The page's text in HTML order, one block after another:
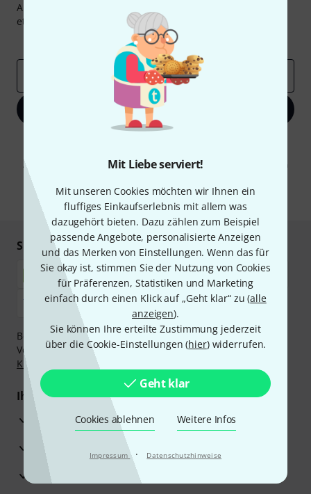
Mit Liebe serviert!
Mit unseren Cookies möchten wir Ihnen ein
fluffiges Einkaufserlebnis mit allem was
dazugehört bieten. Dazu zählen zum Beispiel
passende Angebote, personalisierte Anzeigen
und das Merken von Einstellungen. Wenn das für
Sie okay ist, stimmen Sie der Nutzung von Cookies
für Präferenzen, Statistiken und Marketing
einfach durch einen Klick auf „Geht klar“ zu (alle
anzeigen).
Sie können Ihre erteilte Zustimmung jederzeit
über die Cookie-Einstellungen (hier) widerrufen.
Geht klar
Cookies ablehnen Weitere Infos
Impressum · Datenschutzhinweise
Abonniere den Thomann Newsletter und gewinne mit
etwas Glück einen von
50 Gutscheinen
Inspirierende Beiträge
Deals
Jetzt anmelden
Abmeldung ist jederzeit möglich. Weitere Informationen finden Sie in
* Pflichtfeld
Sicher einkaufen & bezahlen
Bezahlen Sie vertraulich und sicher per Nachnahme,
Vorkasse, PayPal, Amazon Pay,Klarna Sofort bezahlen
Klarna Ratenzahlung
Ihre Vorteile
3 Jahre Thomann Garantie
30 Tage Money-Back-Garantie